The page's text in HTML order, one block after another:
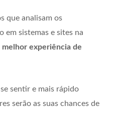
que analisam os
em sistemas e sites na
melhor experiência de
sentir e mais rápido
serão as suas chances de